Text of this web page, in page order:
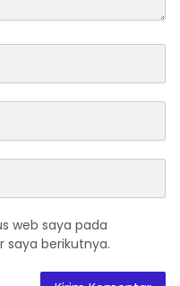
web saya pada
saya berikutnya.